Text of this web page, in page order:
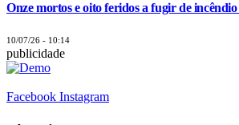
Onze mortos e oito feridos a fugir de
10/07/26 - 10:14
publicidade
Facebook Instagram